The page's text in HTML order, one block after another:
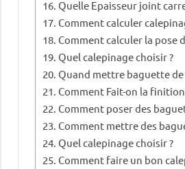
Quelle Epaisseur joint
Comment calculer
Comment calculer la pose
Quel calepinage choisir ?
Quand mettre baguette
Comment Fait-on la
Comment poser des
Comment mettre des
Quel calepinage choisir ?
Comment faire un bon